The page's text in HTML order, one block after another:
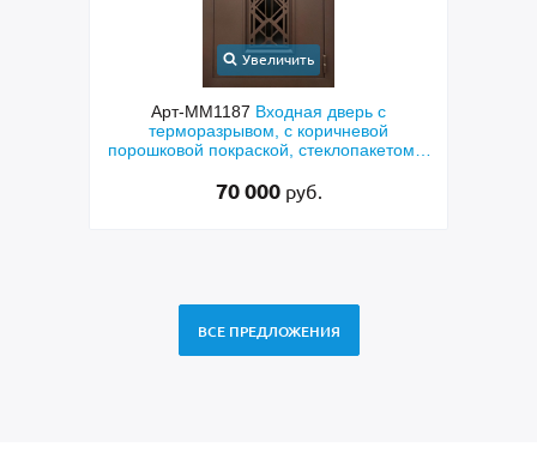
Увеличить
Арт-ММ1384 Входная дверь с
металлофиленкой, бугельной ручкой и
порошковым напылением RAL 7021
45 000 руб.
ВСЕ ПРЕДЛОЖЕНИЯ